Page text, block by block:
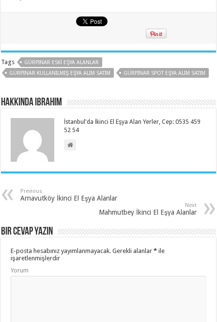
Tags
GÜRPINAR ESKI EŞYA ALANLAR
GÜRPINAR KULLANILMIŞ EŞYA ALIM SATIM
GÜRPINAR SPOT EŞYA ALIM SATIM
Hakkında ibrahim
İstanbul'da İkinci El Eşya Alan Yerler, Cep: 0535 459
52 54
Previous
Arnavutköy İkinci El Eşya Alanlar
Next
Mahmutbey İkinci El Eşya Alanlar
Bir cevap yazın
E-posta hesabınız yayımlanmayacak. Gerekli alanlar* ile
işaretlenmişlerdir
Yorum